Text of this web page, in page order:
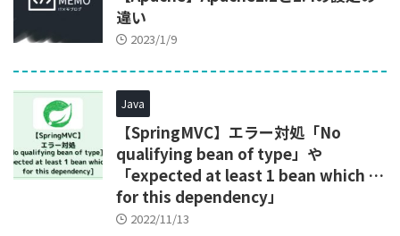
違い
2023/1/9
Java
【SpringMVC】エラー対処「No
qualifying bean of type」や
「expected at least 1 bean which …
for this dependency」
2022/11/13